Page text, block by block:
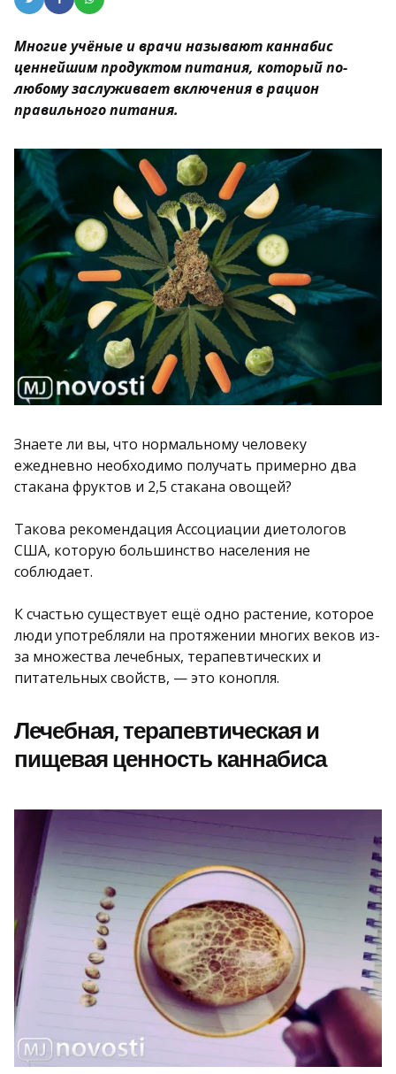
Многие учёные и врачи называют каннабис
ценнейшим продуктом питания, который по-
любому заслуживает включения в рацион
правильного питания.
Знаете ли вы, что нормальному человеку
ежедневно необходимо получать примерно два
стакана фруктов и 2,5 стакана овощей?
Такова рекомендация Ассоциации диетологов
США, которую большинство населения не
соблюдает.
К счастью существует ещё одно растение, которое
люди употребляли на протяжении многих веков из-
за множества лечебных, терапевтических и
питательных свойств, — это конопля.
Лечебная, терапевтическая и
пищевая ценность каннабиса